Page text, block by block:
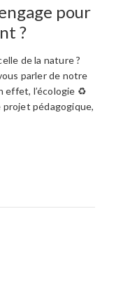
pour
?
de la nature ?
parler de notre
effet, l’écologie ♻️
pédagogique,